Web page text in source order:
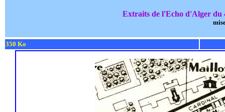
Extraits de l'Echo d'Alger du
350 Ko